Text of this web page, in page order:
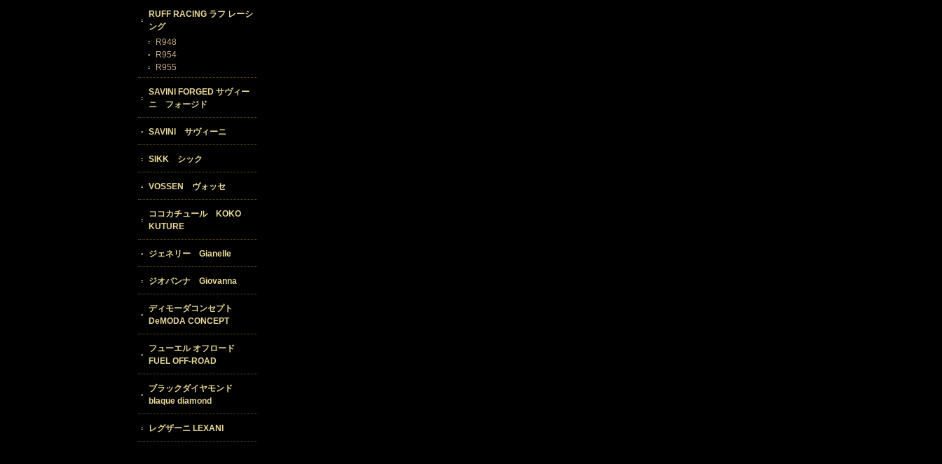
RUFF RACING ラフ レーシ
ング
R948
R954
R955
SAVINI FORGED サヴィー
ニ フォージド
SAVINI サヴィーニ
SIKK シック
VOSSEN ヴォッセ
ココカチュール KOKO
KUTURE
ジェネリー Gianelle
ジオバンナ Giovanna
ディモーダコンセプト
DeMODA CONCEPT
フューエル オフロード
FUEL OFF-ROAD
ブラックダイヤモンド
blaque diamond
レグザーニ LEXANI